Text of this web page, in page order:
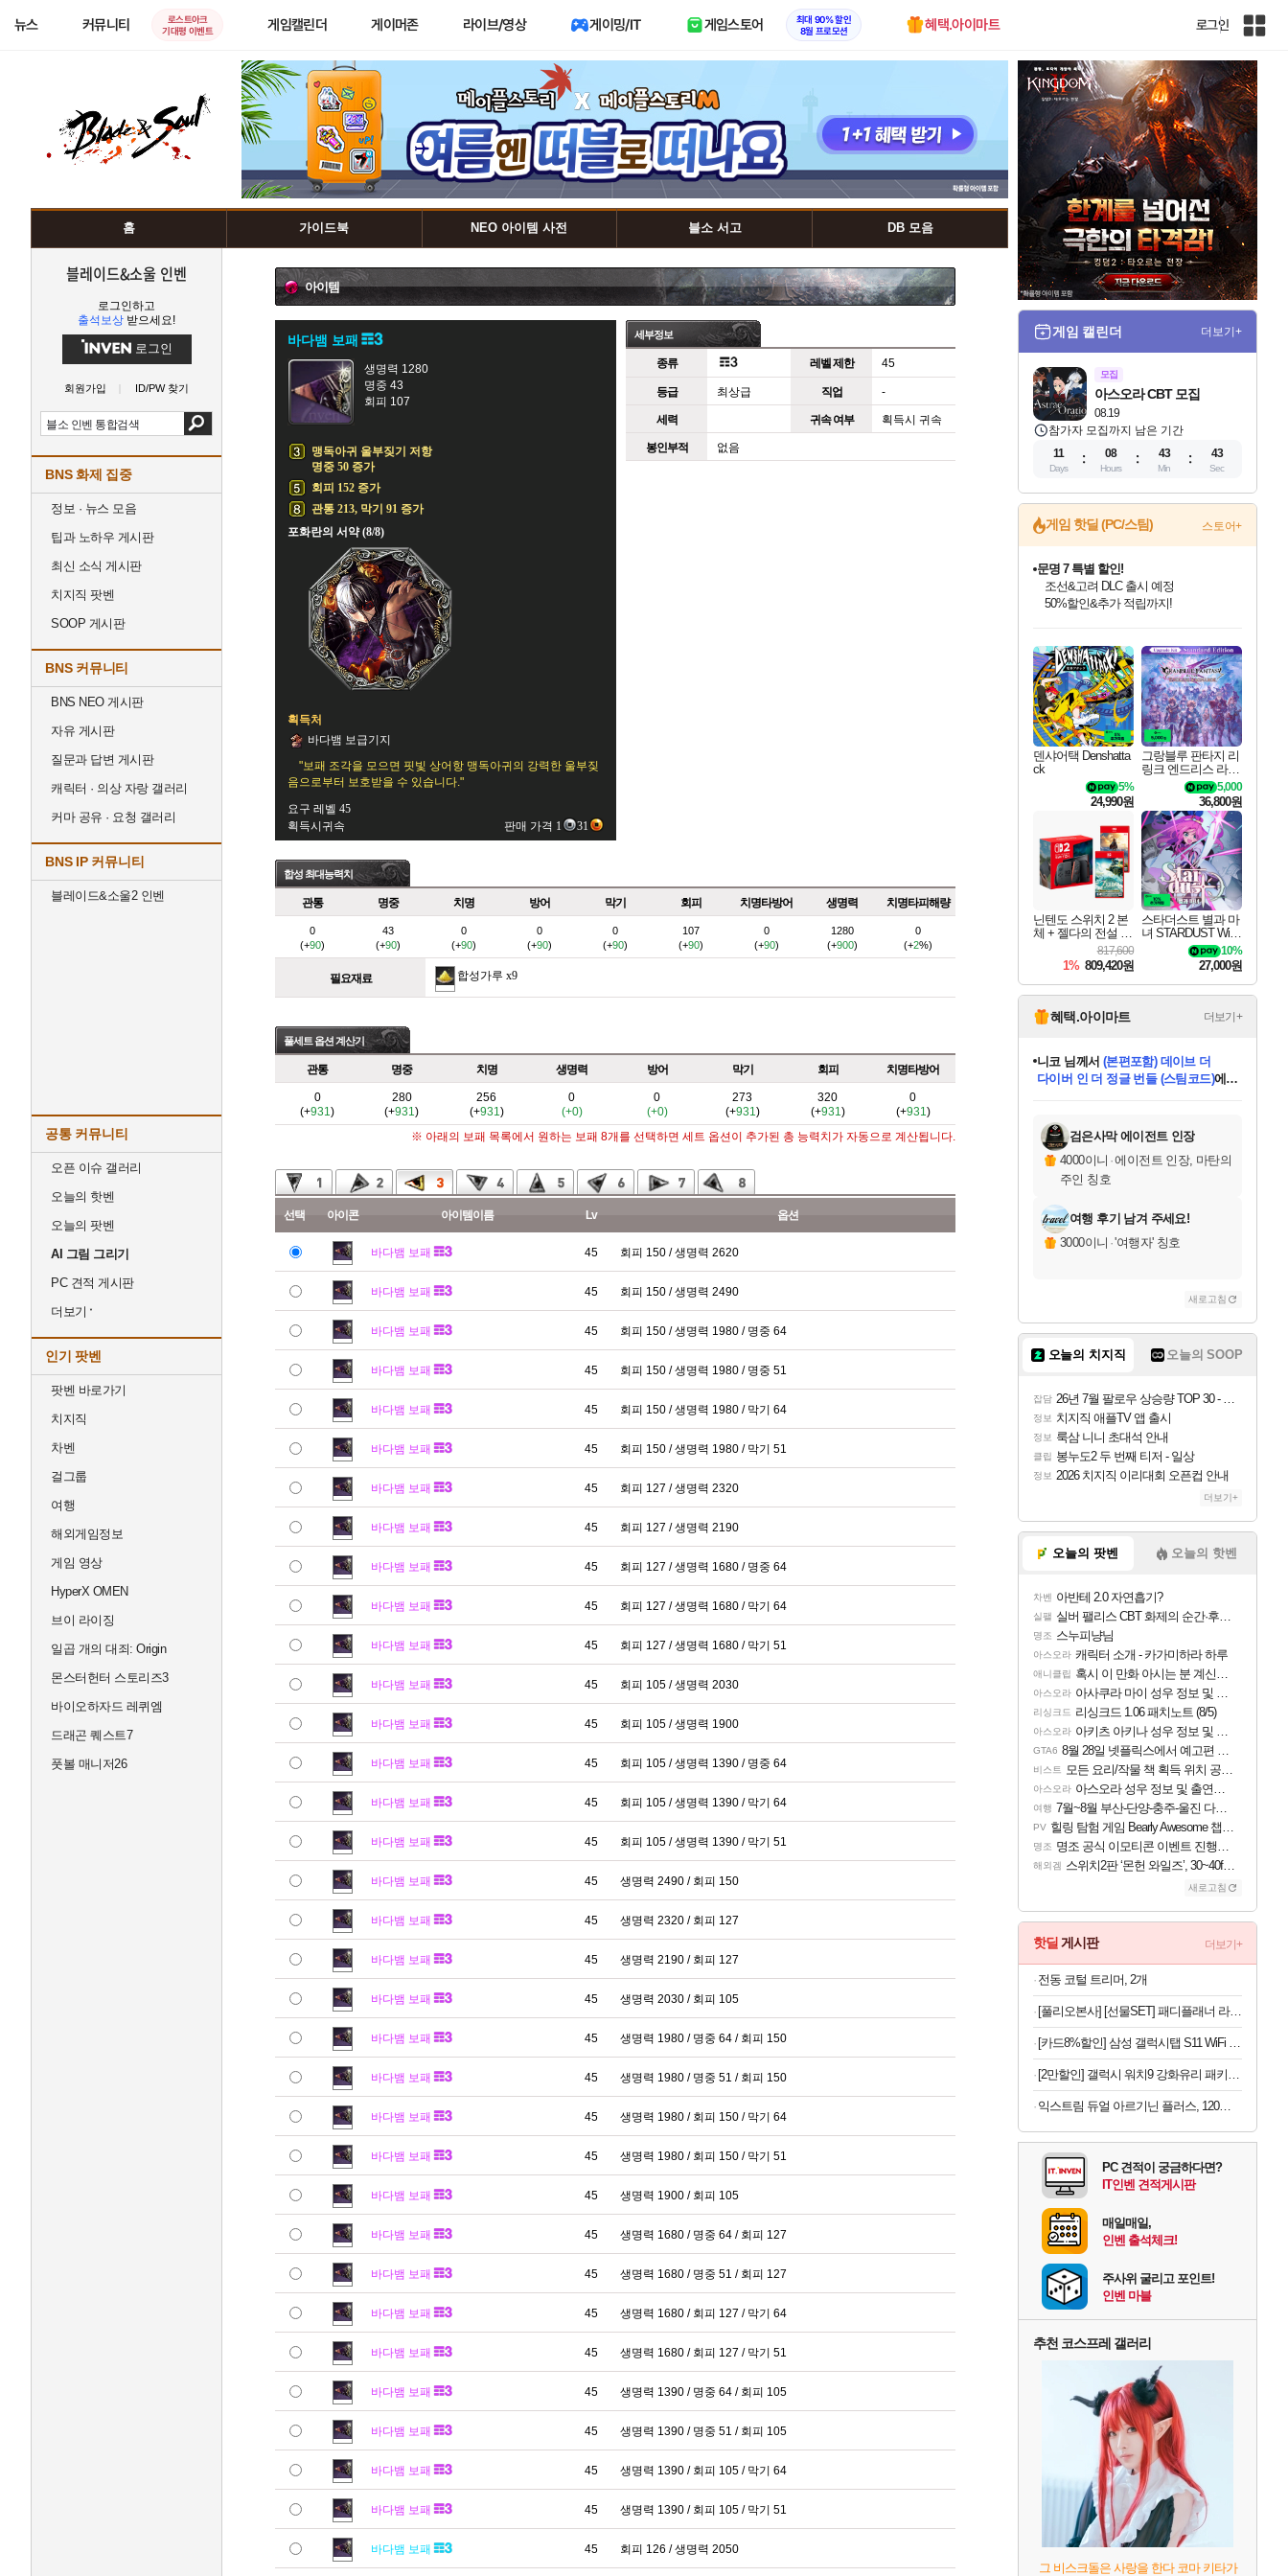
뉴스 커뮤니티
로스트아크
기대평 이벤트
게임캘린더 게이머존 라이브/영상 게이밍/IT 게임스토어
최대 90% 할인
8월 프로모션
혜택.아이마트 로그인
인
전
체
사
이
트
맵
홈 가이드북 NEO 아이템 사전 블소 서고 DB 모음
블레이드&소울 인벤
로그인하고
출석보상 받으세요!
로그인
회원가입 ID/PW 찾기
BNS 화제 집중
정보 · 뉴스 모음
팁과 노하우 게시판
최신 소식 게시판
치지직 팟벤
SOOP 게시판
BNS 커뮤니티
BNS NEO 게시판
자유 게시판
질문과 답변 게시판
캐릭터 · 의상 자랑 갤러리
커마 공유 · 요청 갤러리
BNS IP 커뮤니티
블레이드&소울2 인벤
공통 커뮤니티
오픈 이슈 갤러리
오늘의 핫벤
오늘의 팟벤
AI 그림 그리기
PC 견적 게시판
더보기
인기 팟벤
팟벤 바로가기
치지직
차벤
걸그룹
여행
해외게임정보
게임 영상
HyperX OMEN
브이 라이징
일곱 개의 대죄: Origin
몬스터헌터 스토리즈3
바이오하자드 레퀴엠
드래곤 퀘스트7
풋볼 매니저26
아이템
바다뱀 보패
생명력 1280
명중 43
회피 107
맹독아귀 울부짖기 저항
명중 50 증가
회피 152 증가
관통 213, 막기 91 증가
포화란의 서약 (8/8)
획득처
바다뱀 보급기지
"보패 조각을 모으면 핏빛 상어항 맹독아귀의 강력한 울부짖
음으로부터 보호받을 수 있습니다."
요구 레벨 45
획득시귀속
판매 가격 1 31
세부정보
종류 레벨 제한 45
등급 최상급 직업 -
세력 귀속 여부 획득시 귀속
봉인부적 없음
합성 최대능력치
관통 명중 치명 방어 막기 회피 치명타방어 생명력 치명타피해량
0
(+90)
43
(+90)
0
(+90)
0
(+90)
0
(+90)
107
(+90)
0
(+90)
1280
(+900)
0
(+2%)
필요재료 합성가루 x9
풀세트 옵션 계산기
관통 명중 치명 생명력 방어 막기 회피 치명타방어
0
(+931)
280
(+931)
256
(+931)
0
(+0)
0
(+0)
273
(+931)
320
(+931)
0
(+931)
※ 아래의 보패 목록에서 원하는 보패 8개를 선택하면 세트 옵션이 추가된 총 능력치가 자동으로 계산됩니다.
선택 아이콘 아이템이름 Lv 옵션
바다뱀 보패 45 회피 150 / 생명력 2620
바다뱀 보패 45 회피 150 / 생명력 2490
바다뱀 보패 45 회피 150 / 생명력 1980 / 명중 64
바다뱀 보패 45 회피 150 / 생명력 1980 / 명중 51
바다뱀 보패 45 회피 150 / 생명력 1980 / 막기 64
바다뱀 보패 45 회피 150 / 생명력 1980 / 막기 51
바다뱀 보패 45 회피 127 / 생명력 2320
바다뱀 보패 45 회피 127 / 생명력 2190
바다뱀 보패 45 회피 127 / 생명력 1680 / 명중 64
바다뱀 보패 45 회피 127 / 생명력 1680 / 막기 64
바다뱀 보패 45 회피 127 / 생명력 1680 / 막기 51
바다뱀 보패 45 회피 105 / 생명력 2030
바다뱀 보패 45 회피 105 / 생명력 1900
바다뱀 보패 45 회피 105 / 생명력 1390 / 명중 64
바다뱀 보패 45 회피 105 / 생명력 1390 / 막기 64
바다뱀 보패 45 회피 105 / 생명력 1390 / 막기 51
바다뱀 보패 45 생명력 2490 / 회피 150
바다뱀 보패 45 생명력 2320 / 회피 127
바다뱀 보패 45 생명력 2190 / 회피 127
바다뱀 보패 45 생명력 2030 / 회피 105
바다뱀 보패 45 생명력 1980 / 명중 64 / 회피 150
바다뱀 보패 45 생명력 1980 / 명중 51 / 회피 150
바다뱀 보패 45 생명력 1980 / 회피 150 / 막기 64
바다뱀 보패 45 생명력 1980 / 회피 150 / 막기 51
바다뱀 보패 45 생명력 1900 / 회피 105
바다뱀 보패 45 생명력 1680 / 명중 64 / 회피 127
바다뱀 보패 45 생명력 1680 / 명중 51 / 회피 127
바다뱀 보패 45 생명력 1680 / 회피 127 / 막기 64
바다뱀 보패 45 생명력 1680 / 회피 127 / 막기 51
바다뱀 보패 45 생명력 1390 / 명중 64 / 회피 105
바다뱀 보패 45 생명력 1390 / 명중 51 / 회피 105
바다뱀 보패 45 생명력 1390 / 회피 105 / 막기 64
바다뱀 보패 45 생명력 1390 / 회피 105 / 막기 51
바다뱀 보패 45 회피 126 / 생명력 2050
게임 캘린더 더보기+
모집
08.19
아스오라 CBT 모집
참가자 모집까지 남은 기간
11
Days
08
Hours
43
Min
42
Sec
게임 핫딜 (PC/스팀) 스토어+
최대 90% 할인가를 만나보세요!
네이버혜택과 함께 만나보세요!
50%할인&추가 적립까지!
마블 투혼 파이팅 소울즈 정식출시!
마블 히어로 총 출동&화려한 격투!
네이버 포인트 혜택까지!
이니&베니 혜택까지!
네이버 혜택가와 함께 예약하세요!
할인&네이버혜택으로 만나보세요!
네이버페이 혜택과 만나보세요!
40주년 프로모션으로 만나보세요!
할인가에 만나보세요!
일부 에디션 상시 할인!
혜택으로 예약 판매 중
편안하게 충전하세요
덴샤어택 Denshatta
ck
5%
24,990원
그랑블루 판타지 리
링크 엔드리스 라그
나로크 업그레이드
킷 Granblue Fantasy
Relink Endless Ragn
arok Upgrade Kit DL
C
5,000
36,800원
닌텐도 스위치 2 본
체 + 젤다의 전설 티
어스 오브 더 킹덤
닌텐도 스위치 2 에
디션 + 젤다의 전설
브레스 오브 더 와
일드 닌텐도 스위치
2 에디션 번들
817,600
1% 809,420원
스타더스트 별과 마
녀 STARDUST Wish
10%
27,000원
혜택.아이마트 더보기+
교환.
당첨되셨습니다.
니코 님께서 (본편포함) 데이브 더
다이버 인 더 정글 번들 (스팀코드)에
당첨되셨습니다.
당첨되셨습니다.
당첨되셨습니다.
당첨되셨습니다.
당첨되셨습니다.
에디션 (스팀코드)를 교환.
당첨되셨습니다.
검은사막 에이전트 인장
4000이니 ·에이전트 인장, 마탄의
주인 칭호
여행 후기 남겨 주세요!
3000이니 ·'여행자' 칭호
새로고침
오늘의 치지직 오늘의 SOOP
잡담 26년 7월 팔로우 상승량 TOP 30 - 월간 치지직
정보 치지직 애플TV 앱 출시
정보 룩삼 니니 초대석 안내
클립 봉누도2 두 번째 티저 - 일상
정보 2026 치지직 이리대회 오픈컵 안내
더보기+
오늘의 팟벤 오늘의 핫벤
차벤 아반테 2.0 자연흡기?
실팰 실버 팰리스 CBT 화제의 순간·후기 모음
명조 스누피냥님
아스오라 캐릭터 소개 - 카가미하라 하루
애니클립 혹시 이 만화 아시는 분 계신가요
아스오라 아사쿠라 마이 성우 정보 및 주요 필모
리싱크드 리싱크드 1.06 패치노트 (8/5)
아스오라 아키츠 아키나 성우 정보 및 주요 필모
GTA6 8월 28일 넷플릭스에서 예고편 공개 예정
비스트 모든 요리/작물 책 획득 위치 공략 (36개) - 미식가 도전과제
아스오라 아스오라 성우 정보 및 출연작 모음
여행 7월~8월 부산-단양-충주-울진 다녀왔어요~
PV 힐링 탐험 게임 Bearly Awesome 챕터 1 트레일러
명조 명조 공식 이모티콘 이벤트 진행해봤습니다! 참여부터 추첨까지????
해외겜 스위치2판 ‘몬헌 와일즈’, 30~40fps 목표 추정
새로고침
핫딜 게시판 더보기+
전동 코털 트리머, 2개
[풀리오본사] [선물SET] 패디플래너 라이트 + 전용 파우치
[카드8%할인] 삼성 갤럭시탭 S11 WiFi 128GB 27.8cm(11형) S펜포함 태블릿PC
[2만할인] 갤럭시 워치9 강화유리 패키지 크림, 40mm, 블루투스
익스트림 듀얼 아르기닌 플러스, 120정, 1개
PC 견적이 궁금하다면?
IT인벤 견적게시판
매일매일,
인벤 출석체크!
주사위 굴리고 포인트!
인벤 마블
추천 코스프레 갤러리
그 비스크돌은 사랑을 한다 코마 키타가